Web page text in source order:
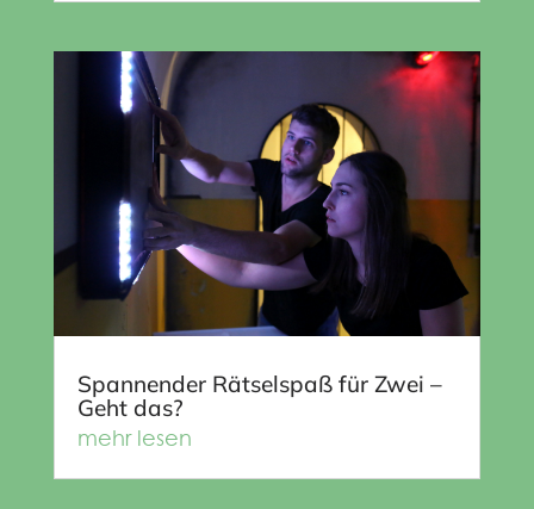
Spannender Rätselspaß für Zwei –
Geht das?
mehr lesen